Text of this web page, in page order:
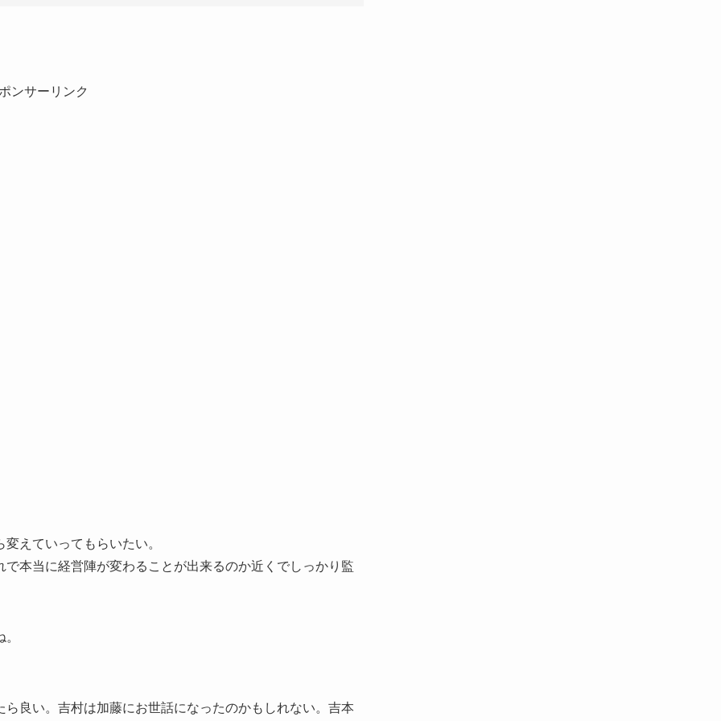
ンサーリンク
えていってもらいたい。
本当に経営陣が変わることが出来るのか近くでしっかり監
良い。吉村は加藤にお世話になったのかもしれない。吉本